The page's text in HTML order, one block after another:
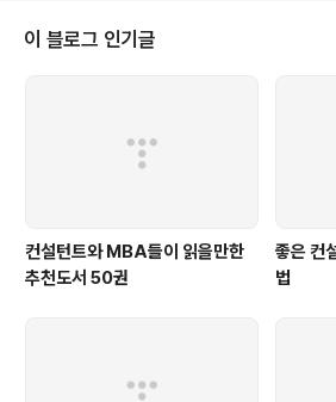
분은 아직 쓴 맛을 보지 못해서 그렇다고 합니다만, 그
이 있다고 생각합니다. 그럼 제가 어떤 이유에서 그렇
이 블로그 인기글
컨설턴트와 MBA들이 읽을만한
추천도서 50권
좋은 컨
법